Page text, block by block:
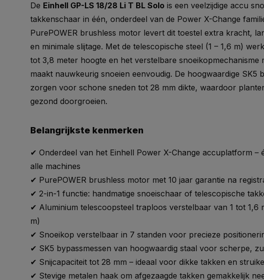
De Einhell GP-LS 18/28 Li T BL Solo is een veelzijdige accu
takkenschaar in één, onderdeel van de Power X-Change
PurePOWER brushless motor levert dit toestel extra kracht,
en minimale slijtage. Met de telescopische steel (1 – 1,6 m)
tot 3,8 meter hoogte en het verstelbare snoeikopmechanisme
maakt nauwkeurig snoeien eenvoudig. De hoogwaardige SK5
zorgen voor schone sneden tot 28 mm dikte, waardoor
gezond doorgroeien.
Belangrijkste kenmerken
✔ Onderdeel van het Einhell Power X-Change accuplatform –
alle machines
✔ PurePOWER brushless motor met 10 jaar garantie na
✔ 2-in-1 functie: handmatige snoeischaar of telescopische
✔ Aluminium telescoopsteel traploos verstelbaar van 1 tot 1,6
m)
✔ Snoeikop verstelbaar in 7 standen voor precieze
✔ SK5 bypassmessen van hoogwaardig staal voor scherpe,
✔ Snijcapaciteit tot 28 mm – ideaal voor dikke takken en
✔ Stevige metalen haak om afgezaagde takken gemakkelijk